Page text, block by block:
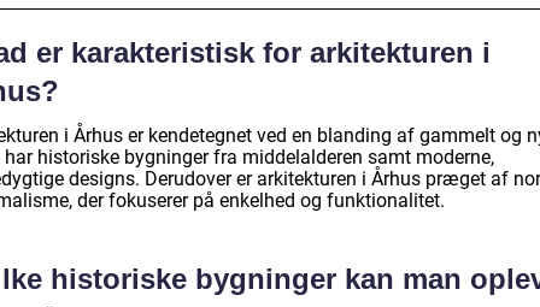
er karakteristisk for arkitekturen i
i Århus er kendetegnet ved en blanding af gammelt og
har historiske bygninger fra middelalderen samt moderne,
designs. Derudover er arkitekturen i Århus præget af
der fokuserer på enkelhed og funktionalitet.
historiske bygninger kan man